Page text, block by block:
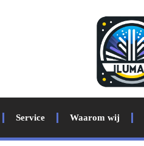
Service Waarom wij